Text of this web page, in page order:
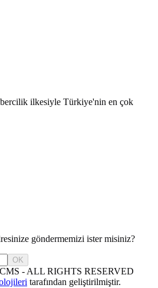
ilkesiyle Türkiye'nin en çok
göndermemizi ister misiniz?
OK
- ALL RIGHTS RESERVED
tarafından geliştirilmiştir.